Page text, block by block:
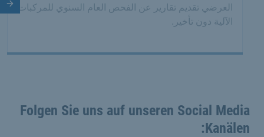
العرضي تقديم تقارير عن الفحص العام السنوي للمركبات
الآلية دون تأخير.
Folgen Sie uns auf unseren Social Media
Kanälen: